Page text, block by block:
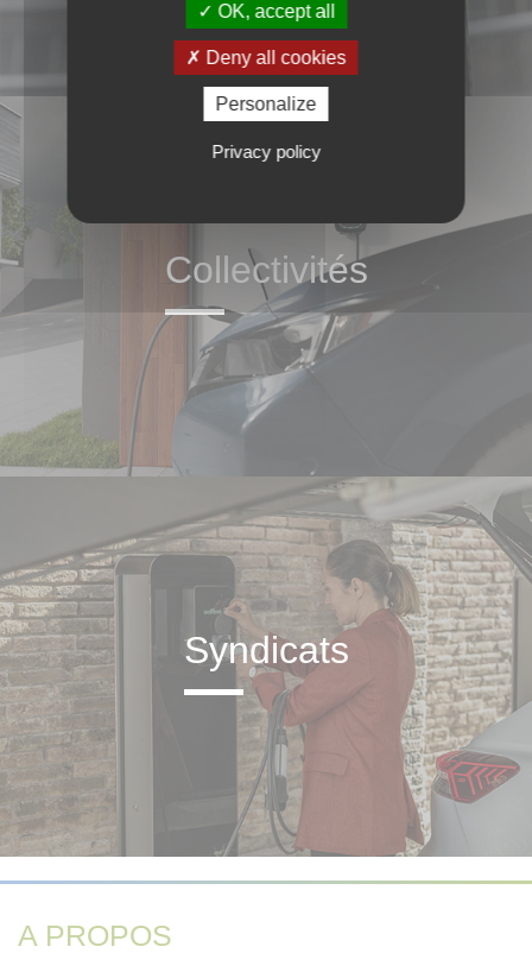
Collectivités
Syndicats
A PROPOS
OK, accept all
Deny all cookies
Personalize
Privacy policy